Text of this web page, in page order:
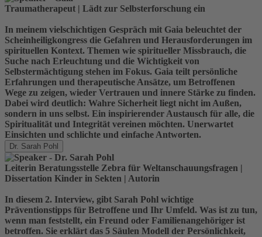
Traumatherapeut | Lädt zur Selbsterforschung ein
In meinem vielschichtigen Gespräch mit Gaia beleuchtet der
Scheinheiligkongress die Gefahren und Herausforderungen im
spirituellen Kontext. Themen wie spiritueller Missbrauch, die
Suche nach Erleuchtung und die Wichtigkeit von
Selbstermächtigung stehen im Fokus. Gaia teilt persönliche
Erfahrungen und therapeutische Ansätze, um Betroffenen
Wege zu zeigen, wieder Vertrauen und innere Stärke zu finden.
Dabei wird deutlich: Wahre Sicherheit liegt nicht im Außen,
sondern in uns selbst. Ein inspirierender Austausch für alle, die
Spiritualität und Integrität vereinen möchten. Unerwartet
Einsichten und schlichte und einfache Antworten.
Dr. Sarah Pohl
Leiterin Beratungsstelle Zebra für Weltanschauungsfragen |
Dissertation Kinder in Sekten | Autorin
In diesem 2. Interview, gibt Sarah Pohl wichtige
Präventionstipps für Betroffene und Ihr Umfeld. Was ist zu tun,
wenn man feststellt, ein Freund oder Familienangehöriger ist
betroffen. Sie erklärt das 5 Säulen Modell der Persönlichkeit,